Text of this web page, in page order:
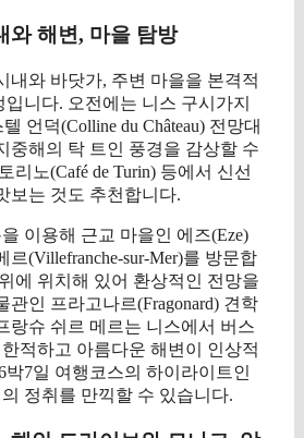
와 해변, 마을 탐방
내와 바닷가, 주변 마을을 본격적
니다. 오전에는 니스 구시가지
언덕(Colline du Château) 전망대
중해의 탁 트인 풍경을 감상할 수
리노(Café de Turin) 등에서 신선
보는 것도 추천합니다.
이용해 근교 마을인 에즈(Eze)
르(Villefranche-sur-Mer)를 방문합
에 위치해 있어 환상적인 전망을
관인 프라고나르(Fragonard) 견학
랑슈 쉬르 메르는 니스에서 버스
적하고 아름다운 해변이 인상적
박7일 여행코스의 하이라이트인
정취를 만끽할 수 있습니다.